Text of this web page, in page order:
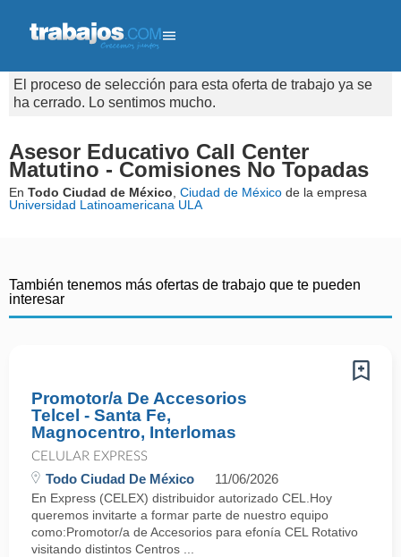
El proceso de selección para esta oferta de trabajo ya se
ha cerrado. Lo sentimos mucho.
Asesor Educativo Call Center
Matutino - Comisiones No Topadas
En Todo Ciudad de México Ciudad de México de la empresa
Universidad Latinoamericana ULA
También tenemos más ofertas de trabajo que te pueden
interesar
Promotor/a De Accesorios
Telcel - Santa Fe,
Magnocentro, Interlomas
CELULAR EXPRESS
Todo Ciudad De México 11/06/2026
En Express (CELEX) distribuidor autorizado CEL.Hoy
queremos invitarte a formar parte de nuestro equipo
como:Promotor/a de Accesorios para efonía CEL Rotativo
visitando distintos Centros ...